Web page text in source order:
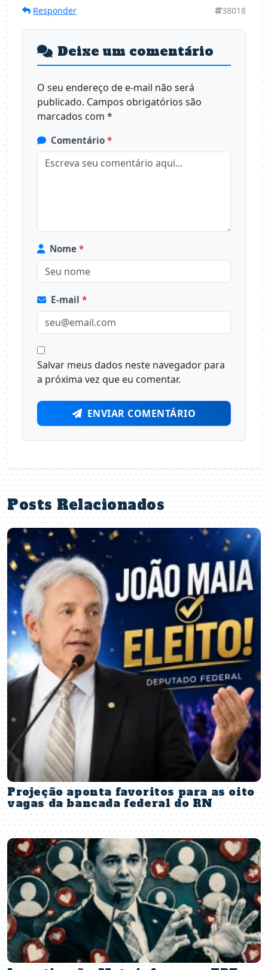
Responder 38018
Deixe um comentário
O seu endereço de e-mail não será
publicado. Campos obrigatórios são
marcados com *
Comentário *
Nome *
E-mail *
Salvar meus dados neste navegador para
a próxima vez que eu comentar.
ENVIAR COMENTÁRIO
Posts Relacionados
Projeção aponta favoritos para as oito
vagas da bancada federal do RN